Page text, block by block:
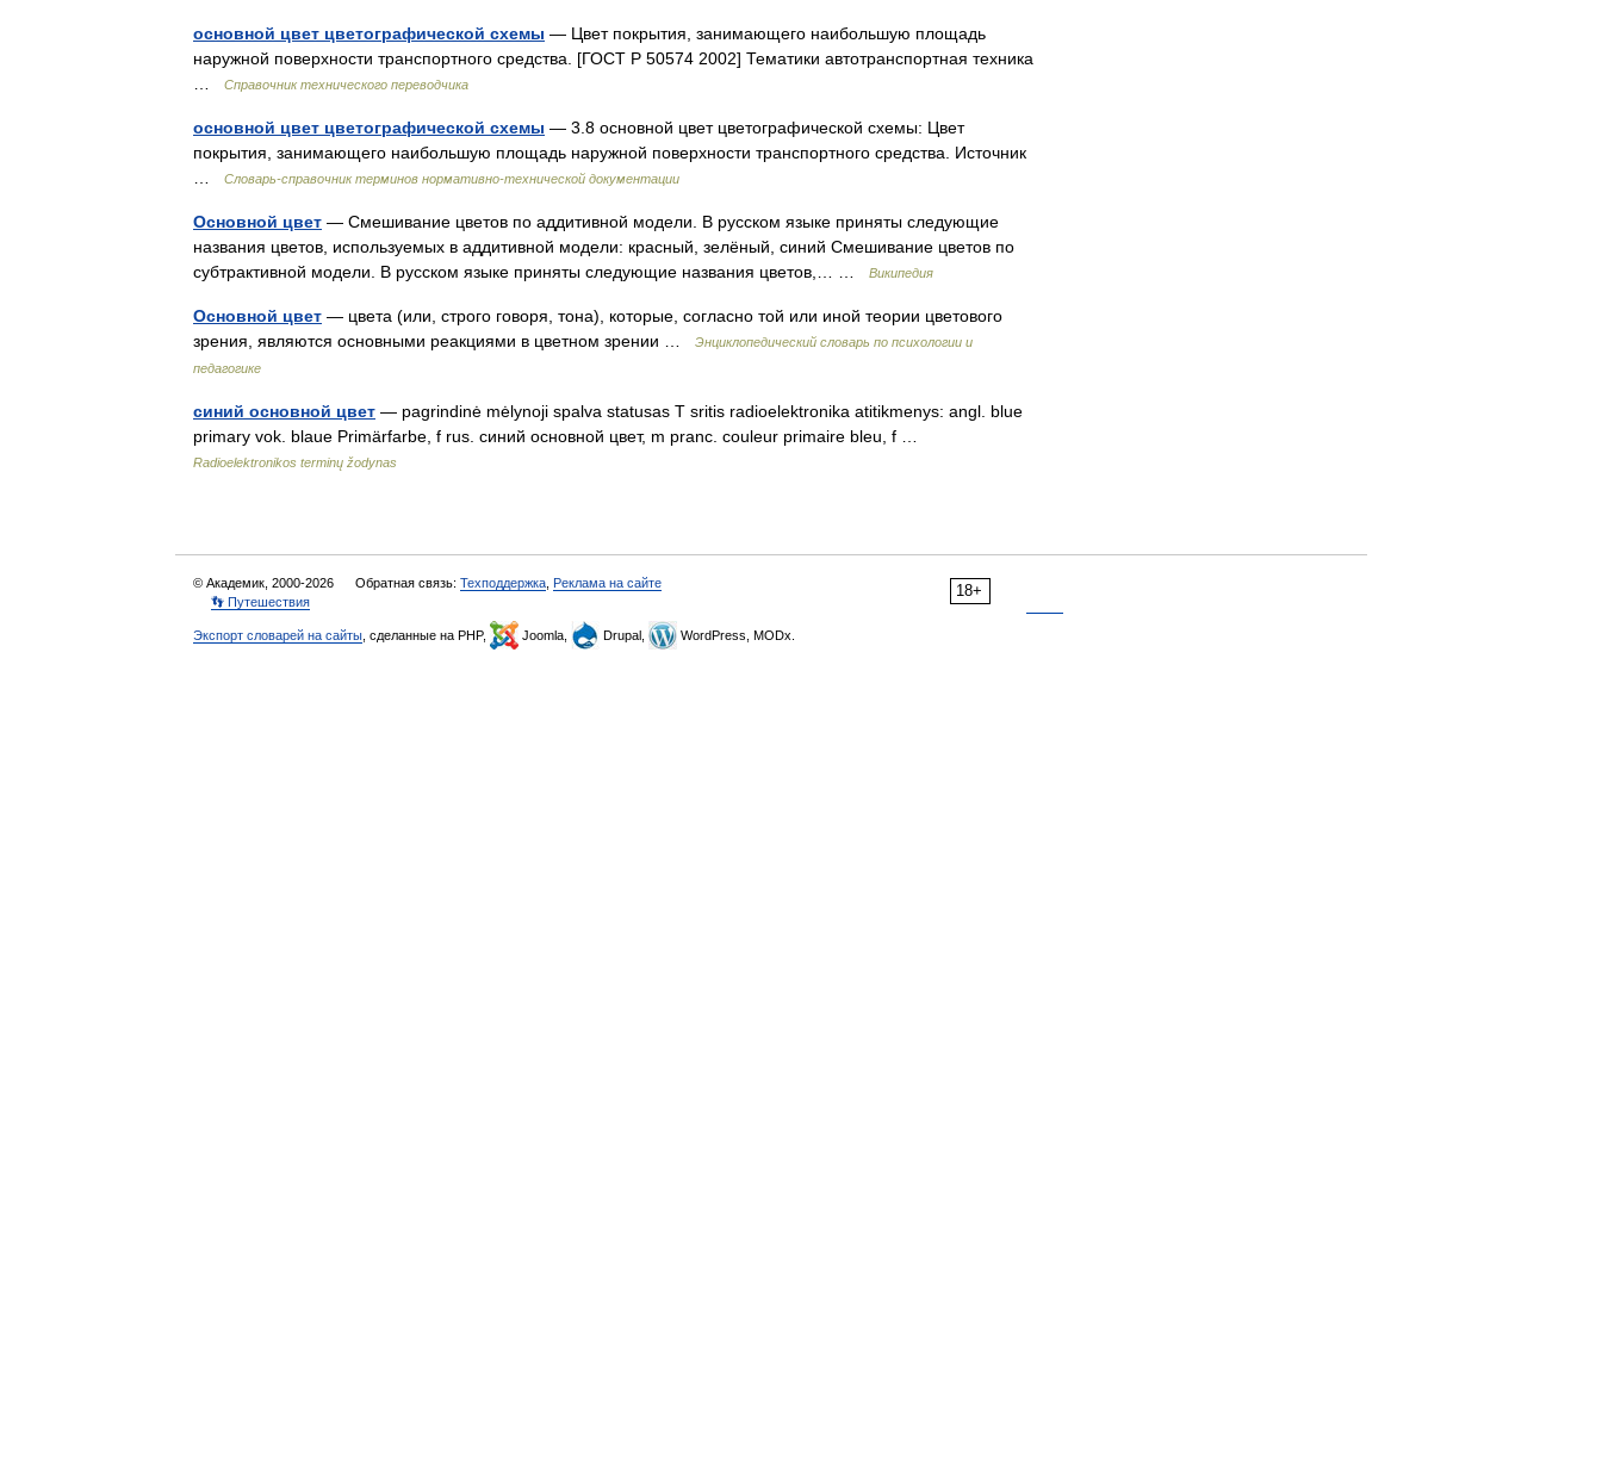
основной цвет цветографической схемы — Цвет покрытия, занимающего наибольшую площадь
наружной поверхности транспортного средства. [ГОСТ Р 50574 2002] Тематики автотранспортная техника
Справочник технического переводчика
основной цвет цветографической схемы — 3.8 основной цвет цветографической схемы: Цвет
покрытия, занимающего наибольшую площадь наружной поверхности транспортного средства. Источник
Словарь-справочник терминов нормативно-технической документации
Основной цвет — Смешивание цветов по аддитивной модели. В русском языке приняты следующие
названия цветов, используемых в аддитивной модели: красный, зелёный, синий Смешивание цветов по
субтрактивной модели. В русском языке приняты следующие названия цветов,… …
Википедия
Основной цвет — цвета (или, строго говоря, тона), которые, согласно той или иной теории цветового
зрения, являются основными реакциями в цветном зрении …
Энциклопедический словарь по психологии и
педагогике
синий основной цвет — pagrindinė mėlynoji spalva statusas T sritis radioelektronika atitikmenys: angl. blue
primary vok. blaue Primärfarbe, f rus. синий основной цвет, m pranc. couleur primaire bleu, f …
Radioelektronikos terminų žodynas
18+
© Академик, 2000-2026 Обратная связь: Техподдержка Реклама на сайте
👣 Путешествия
Экспорт словарей на сайты , сделанные на PHP, Joomla, Drupal, WordPress, MODx.